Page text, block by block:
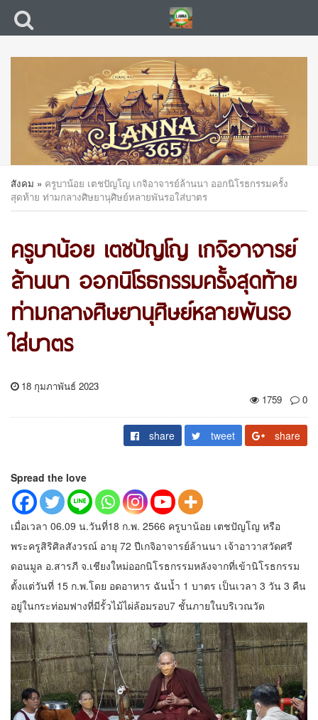
สังคม » ครูบาน้อย เตชปัญโญ เกจิอาจารย์ล้านนา ออกนิโรธกรรมครั้ง
สุดท้าย ท่ามกลางศิษยานุศิษย์หลายพันรอใส่บาตร
ครูบาน้อย เตชปัญโญ เกจิอาจารย์
ล้านนา ออกนิโรธกรรมครั้งสุดท้าย
ท่ามกลางศิษยานุศิษย์หลายพันรอ
ใส่บาตร
18 กุมภาพันธ์ 2023
1759
0
share tweet share
Spread the love
เมื่อเวลา 06.09 น.วันที่18 ก.พ. 2566 ครูบาน้อย เตชปัญโญ หรือ
พระครูสิริศิลสังวรณ์ อายุ 72 ปีเกจิอาจารย์ล้านนา เจ้าอาวาสวัดศรี
ดอนมูล อ.สารภี จ.เชียงใหม่ออกนิโรธกรรมหลังจากที่เข้านิโรธกรรม
ตั้งแต่วันที่ 15 ก.พ.โดย อดอาหาร ฉันน้ำ 1 บาตร เป็นเวลา 3 วัน 3 คืน
อยู่ในกระท่อมฟางที่มีรั้วไม้ไผ่ล้อมรอบ7 ชั้นภายในบริเวณวัด